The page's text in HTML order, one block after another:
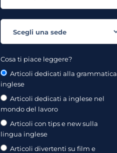
Cosa ti piace leggere?
Articoli dedicati alla grammatica
inglese
Articoli dedicati a inglese nel
mondo del lavoro
Articoli con tips e new sulla
lingua inglese
Articoli divertenti su film e